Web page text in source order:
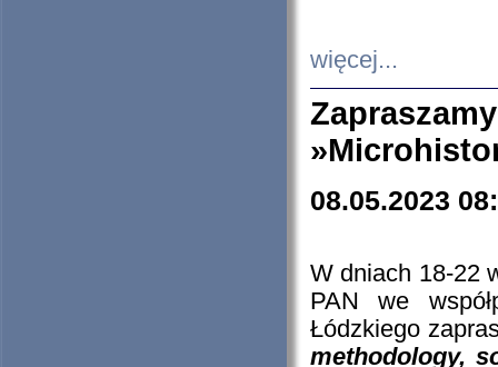
więcej...
08.05.2023
W dniach 18-22
PAN we
Łódzkiego
methodology,